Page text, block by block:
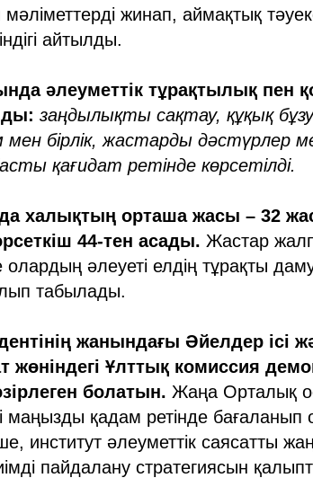
жинап, аймақтық
айтылды.
әлеуметтік тұрақтылық пен
заңдылықты сақтау, құқық
мен бірлік, жастарды дәстүрлер
қағидат ретінде көрсетілді.
халықтың орташа жасы – 32
44-тен асады. Жастар
олардың әлеуеті елдің тұрақты
табылады.
жанындағы Әйелдер ісі
жөніндегі Ұлттық комиссия
болатын. Жаңа Орталық
маңызды қадам ретінде бағаланып
институт әлеуметтік саясатты
пайдалану стратегиясын